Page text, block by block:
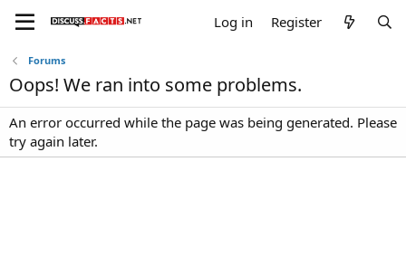
Log in Register
Forums
Oops! We ran into some problems.
An error occurred while the page was being generated. Please
try again later.